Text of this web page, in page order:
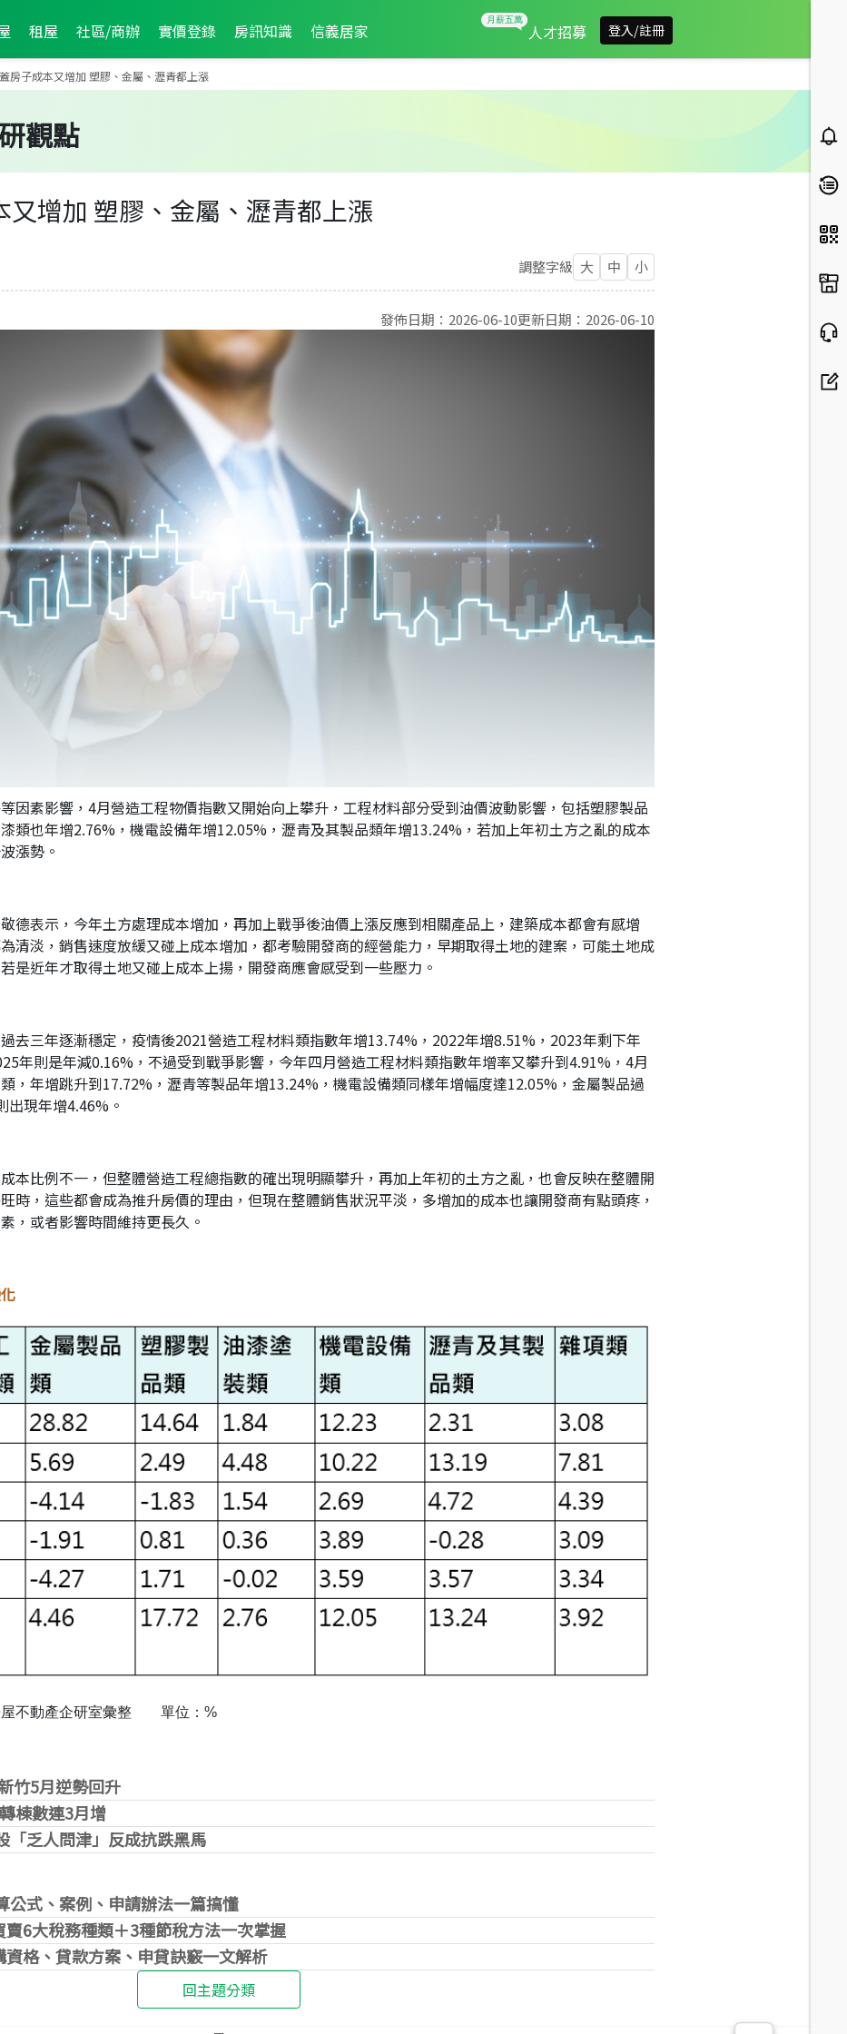
租屋 社區/商辦 實價登錄 房訊知識 信義居家 人才招募 登入/註冊
房子成本又增加 塑膠、金屬、瀝青都上漲
觀點
增加 塑膠、金屬、瀝青都上漲
調整字級 大 中 小
發佈日期： 2026-06-10更新日期： 2026-06-10
因素影響，4月營造工程物價指數又開始向上攀升，工程材料部分受到油價波動影響，包括塑膠製品
類也年增2.76%，機電設備年增12.05%，瀝青及其製品類年增13.24%，若加上年初土方之亂的成本
漲勢。
德表示，今年土方處理成本增加，再加上戰爭後油價上漲反應到相關產品上，建築成本都會有感增
清淡，銷售速度放緩又碰上成本增加，都考驗開發商的經營能力，早期取得土地的建案，可能土地成
是近年才取得土地又碰上成本上揚，開發商應會感受到一些壓力。
去三年逐漸穩定，疫情後2021營造工程材料類指數年增13.74%，2022年增8.51%，2023年剩下年
年則是年減0.16%，不過受到戰爭影響，今年四月營造工程材料類指數年增率又攀升到4.91%，4月
，年增跳升到17.72%，瀝青等製品年增13.24%，機電設備類同樣年增幅度達12.05%，金屬製品過
出現年增4.46%。
本比例不一，但整體營造工程總指數的確出現明顯攀升，再加上年初的土方之亂，也會反映在整體開
時，這些都會成為推升房價的理由，但現在整體銷售狀況平淡，多增加的成本也讓開發商有點頭疼，
，或者影響時間維持更長久。
屋不動產企研室彙整 單位：%
竹5月逆勢回升
棟數連3月增
「乏人問津」反成抗跌黑馬
公式、案例、申請辦法一篇搞懂
6大稅務種類＋3種節稅方法一次掌握
格、貸款方案、申貸訣竅一文解析
回主題分類